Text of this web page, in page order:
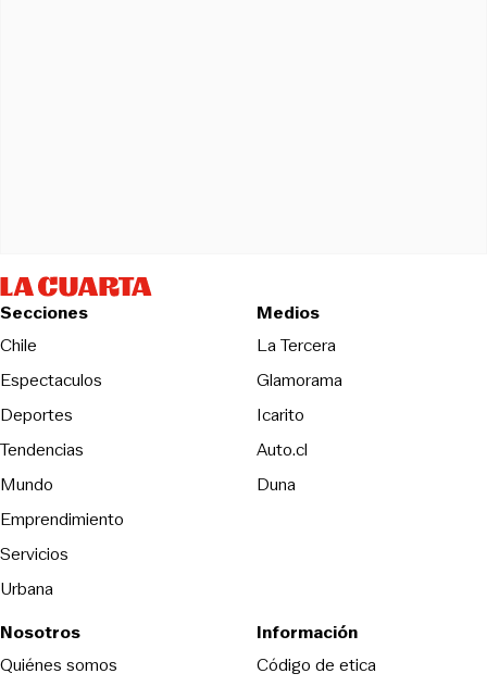
Secciones
Chile
Espectaculos
Deportes
Tendencias
Mundo
Emprendimiento
Servicios
Urbana
Medios
La TerceraOpens in new
Glamorama
Icarito
Auto.cl
DunaOpens in new window
Nosotros
Quiénes somos
Información
Código de eticaOpens in new